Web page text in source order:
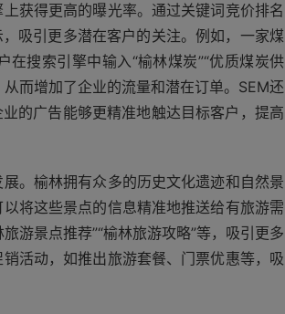
获得更高的曝光率。通过关键词竞价排名
吸引更多潜在客户的关注。例如，一家煤
搜索引擎中输入“榆林煤炭”“优质煤炭供
而增加了企业的流量和潜在订单。SEM还
的广告能够更精准地触达目标客户，提高
。榆林拥有众多的历史文化遗迹和自然景
将这些景点的信息精准地推送给有旅游需
游景点推荐”“榆林旅游攻略”等，吸引更多
活动，如推出旅游套餐、门票优惠等，吸